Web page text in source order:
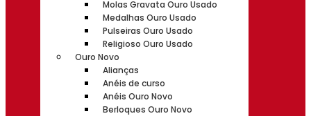
Molas Gravata Ouro Usado
Medalhas Ouro Usado
Pulseiras Ouro Usado
Religioso Ouro Usado
Ouro Novo
Alianças
Anéis de curso
Anéis Ouro Novo
Berloques Ouro Novo